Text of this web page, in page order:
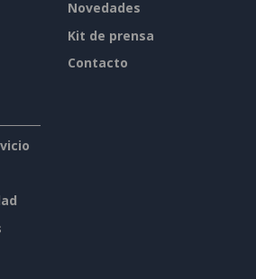
Novedades
Kit de prensa
Contacto